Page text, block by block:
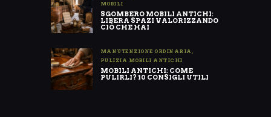
MOBILI
SGOMBERO MOBILI ANTICHI:
LIBERA SPAZI VALORIZZANDO
CIÒ CHE HAI
MANUTENZIONE ORDINARIA
PULIZIA MOBILI ANTICHI
MOBILI ANTICHI: COME
PULIRLI? 10 CONSIGLI UTILI